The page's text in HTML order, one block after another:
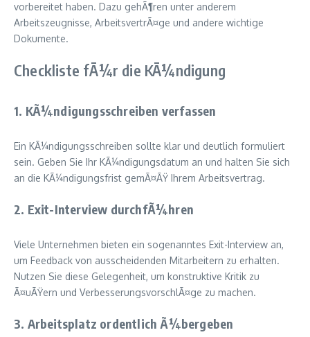
vorbereitet haben. Dazu gehÃ¶ren unter anderem
Arbeitszeugnisse, ArbeitsvertrÃ¤ge und andere wichtige
Dokumente.
Checkliste fÃ¼r die KÃ¼ndigung
1. KÃ¼ndigungsschreiben verfassen
Ein KÃ¼ndigungsschreiben sollte klar und deutlich formuliert
sein. Geben Sie Ihr KÃ¼ndigungsdatum an und halten Sie sich
an die KÃ¼ndigungsfrist gemÃ¤ÃŸ Ihrem Arbeitsvertrag.
2. Exit-Interview durchfÃ¼hren
Viele Unternehmen bieten ein sogenanntes Exit-Interview an,
um Feedback von ausscheidenden Mitarbeitern zu erhalten.
Nutzen Sie diese Gelegenheit, um konstruktive Kritik zu
Ã¤uÃŸern und VerbesserungsvorschlÃ¤ge zu machen.
3. Arbeitsplatz ordentlich Ã¼bergeben